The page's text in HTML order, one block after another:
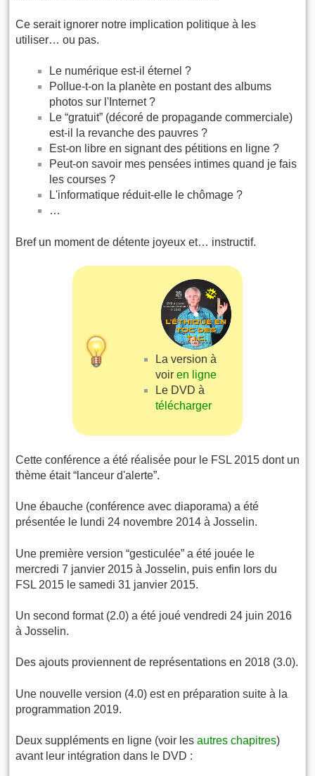
Ce serait ignorer notre implication politique à les
utiliser… ou pas.
Le numérique est-il éternel ?
Pollue-t-on la planète en postant des albums
photos sur l'Internet ?
Le “gratuit” (décoré de propagande commerciale)
est-il la revanche des pauvres ?
Est-on libre en signant des pétitions en ligne ?
Peut-on savoir mes pensées intimes quand je fais
les courses ?
L'informatique réduit-elle le chômage ?
…
Bref un moment de détente joyeux et… instructif.
La version à
voir en ligne
Le DVD à
télécharger
Cette conférence a été réalisée pour le FSL 2015 dont un
thème était “lanceur d'alerte”.
Une ébauche (conférence avec diaporama) a été
présentée le lundi 24 novembre 2014 à Josselin.
Une première version “gesticulée” a été jouée le
mercredi 7 janvier 2015 à Josselin, puis enfin lors du
FSL 2015 le samedi 31 janvier 2015.
Un second format (2.0) a été joué vendredi 24 juin 2016
à Josselin.
Des ajouts proviennent de représentations en 2018 (3.0).
Une nouvelle version (4.0) est en préparation suite à la
programmation 2019.
Deux suppléments en ligne (voir les autres chapitres)
avant leur intégration dans le DVD :